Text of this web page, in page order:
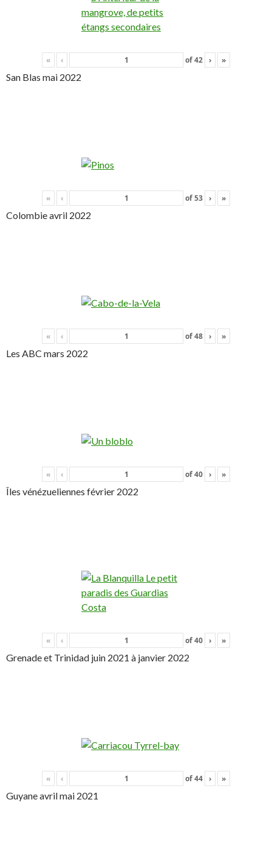
« ‹ of42 › »
San Blas mai 2022
« ‹ of53 › »
Colombie avril 2022
« ‹ of48 › »
Les ABC mars 2022
« ‹ of40 › »
Îles vénézueliennes février 2022
« ‹ of40 › »
Grenade et Trinidad juin 2021 à janvier 2022
« ‹ of44 › »
Guyane avril mai 2021